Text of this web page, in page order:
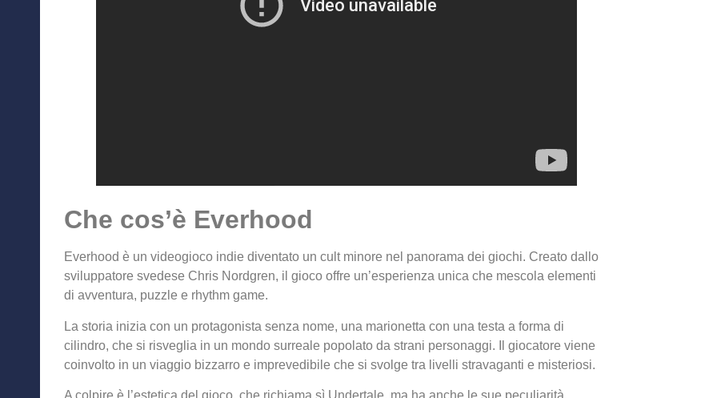
Che cos’è Everhood
Everhood è un videogioco indie diventato un cult minore nel panorama dei giochi. Creato dallo
sviluppatore svedese Chris Nordgren, il gioco offre un’esperienza unica che mescola elementi
di avventura, puzzle e rhythm game.
La storia inizia con un protagonista senza nome, una marionetta con una testa a forma di
cilindro, che si risveglia in un mondo surreale popolato da strani personaggi. Il giocatore viene
coinvolto in un viaggio bizzarro e imprevedibile che si svolge tra livelli stravaganti e misteriosi.